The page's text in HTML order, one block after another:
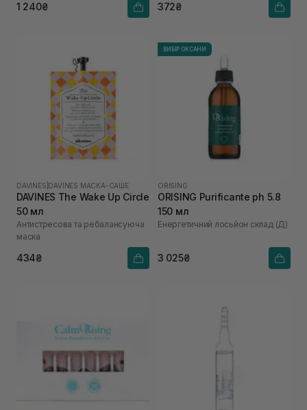
1 240₴ 372₴
DAVINES DAVINES МАСКА-САШЕ
DAVINES The Wake Up Circle
50 мл
Антистресова та ребалансуюча
маска
434₴
ВИБІР ОКСАНИ
ORISING
ORISING Purificante ph 5.8
150 мл
Енергетичний лосьйон склад (Д)
3 025₴